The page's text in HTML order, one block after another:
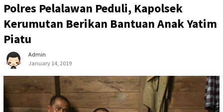
Polres Pelalawan Peduli, Kapolsek
Kerumutan Berikan Bantuan Anak Yatim
Piatu
Admin
January 14, 2019